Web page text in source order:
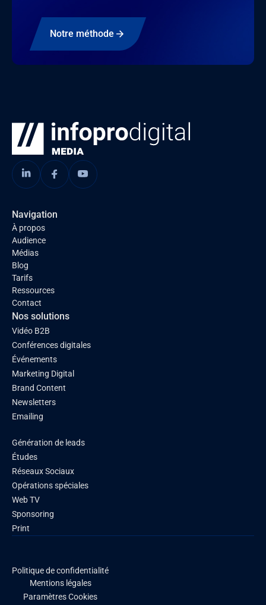
Notre méthode
Navigation
À propos
Audience
Médias
Blog
Tarifs
Ressources
Contact
Nos solutions
Vidéo B2B
Conférences digitales
Événements
Marketing Digital
Brand Content
Newsletters
Emailing
Génération de leads
Études
Réseaux Sociaux
Opérations spéciales
Web TV
Sponsoring
Print
Politique de confidentialité
Mentions légales
Paramètres Cookies